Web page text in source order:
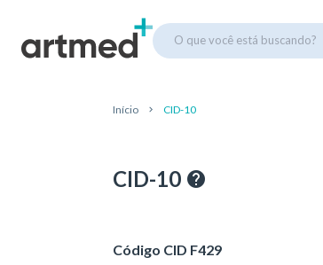
O que você está buscando?
Início CID-10
CID-10
Código CID F429